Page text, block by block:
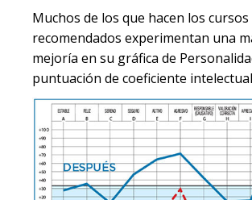
Muchos de los que hacen los cursos
recomendados experimentan una
mejoría en su gráfica de
puntuación de coeficiente